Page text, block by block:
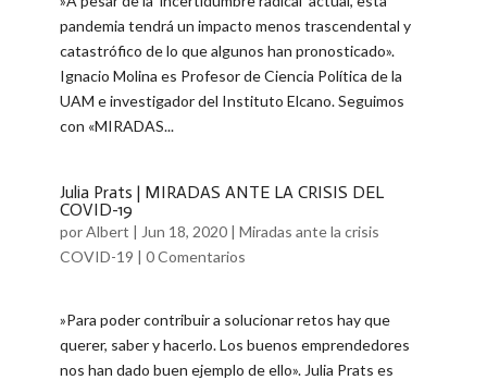
pandemia tendrá un impacto menos trascendental y
catastrófico de lo que algunos han pronosticado».
Ignacio Molina es Profesor de Ciencia Política de la
UAM e investigador del Instituto Elcano. Seguimos
con «MIRADAS...
Julia Prats | MIRADAS ANTE LA CRISIS DEL
COVID-19
porAlbert | Jun 18, 2020| Miradas ante la crisis
COVID-19 | 0 Comentarios
​»Para poder contribuir a solucionar retos hay que
querer, saber y hacerlo. Los buenos emprendedores
nos han dado buen ejemplo de ello». Julia Prats es